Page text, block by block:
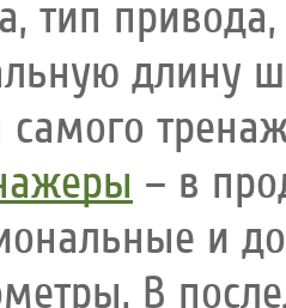
тип
длину
– в
и
В